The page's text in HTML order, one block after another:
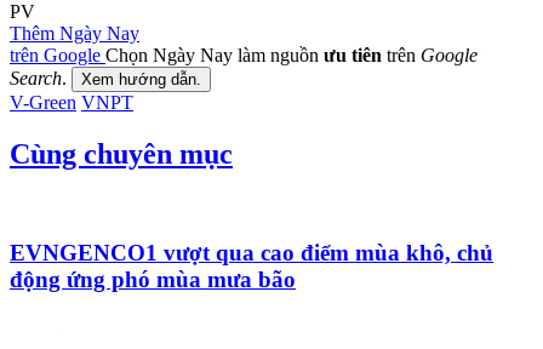
PV
Thêm Ngày Nay
trên Google Chọn Ngày Nay làm nguồn ưu tiên trên Google
Search. Xem hướng dẫn.
V-Green VNPT
Cùng chuyên mục
EVNGENCO1 vượt qua cao điểm mùa khô, chủ
động ứng phó mùa mưa bão